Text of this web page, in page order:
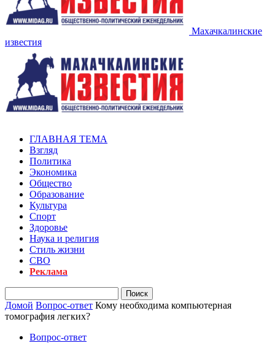
Махачкалинские
известия
ГЛАВНАЯ ТЕМА
Взгляд
Политика
Экономика
Общество
Образование
Культура
Спорт
Здоровье
Наука и религия
Стиль жизни
СВО
Реклама
Домой Вопрос-ответ Кому необходима компьютерная
томография легких?
Вопрос-ответ